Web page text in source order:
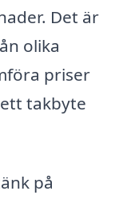
Det är
olika
priser
takbyte
på